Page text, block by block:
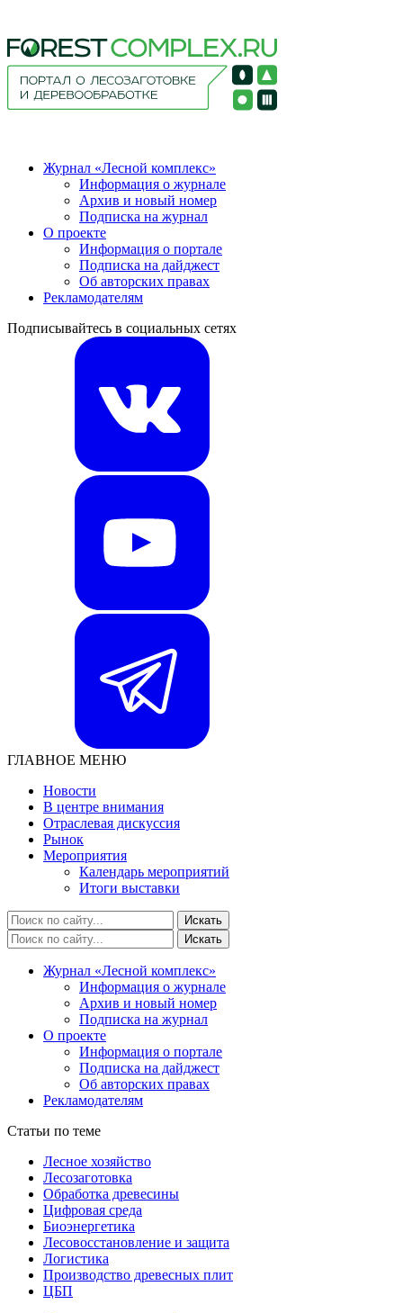
Журнал «Лесной комплекс»
Информация о журнале
Архив и новый номер
Подписка на журнал
О проекте
Информация о портале
Подписка на дайджест
Об авторских правах
Рекламодателям
Подписывайтесь в социальных сетях
ГЛАВНОЕ МЕНЮ
Новости
В центре внимания
Отраслевая дискуссия
Рынок
Мероприятия
Календарь мероприятий
Итоги выставки
Журнал «Лесной комплекс»
Информация о журнале
Архив и новый номер
Подписка на журнал
О проекте
Информация о портале
Подписка на дайджест
Об авторских правах
Рекламодателям
Статьи по теме
Лесное хозяйство
Лесозаготовка
Обработка древесины
Цифровая среда
Биоэнергетика
Лесовосстановление и защита
Логистика
Производство древесных плит
ЦБП